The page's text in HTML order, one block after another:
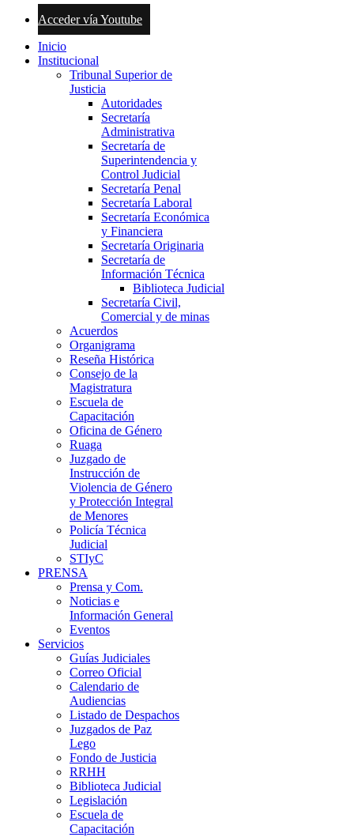
Acceder vía Youtube
Inicio
Institucional
Tribunal Superior de
Justicia
Autoridades
Secretaría
Administrativa
Secretaría de
Superintendencia y
Control Judicial
Secretaría Penal
Secretaría Laboral
Secretaría Económica
y Financiera
Secretaría Originaria
Secretaría de
Información Técnica
Biblioteca Judicial
Secretaría Civil,
Comercial y de minas
Acuerdos
Organigrama
Reseña Histórica
Consejo de la
Magistratura
Escuela de
Capacitación
Oficina de Género
Ruaga
Juzgado de
Instrucción de
Violencia de Género
y Protección Integral
de Menores
Policía Técnica
Judicial
STIyC
PRENSA
Prensa y Com.
Noticias e
Información General
Eventos
Servicios
Guías Judiciales
Correo Oficial
Calendario de
Audiencias
Listado de Despachos
Juzgados de Paz
Lego
Fondo de Justicia
RRHH
Biblioteca Judicial
Legislación
Escuela de
Capacitación